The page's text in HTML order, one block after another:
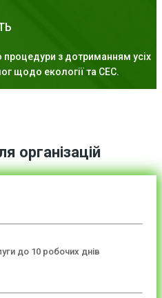
з дотриманням усіх
щодо екології та СЕС.
організацій
до 10 робочих днів